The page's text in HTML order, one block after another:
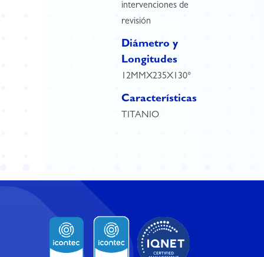
intervenciones de
revisión
Diámetro y
Longitudes
12MMX235X130°
Características
TITANIO